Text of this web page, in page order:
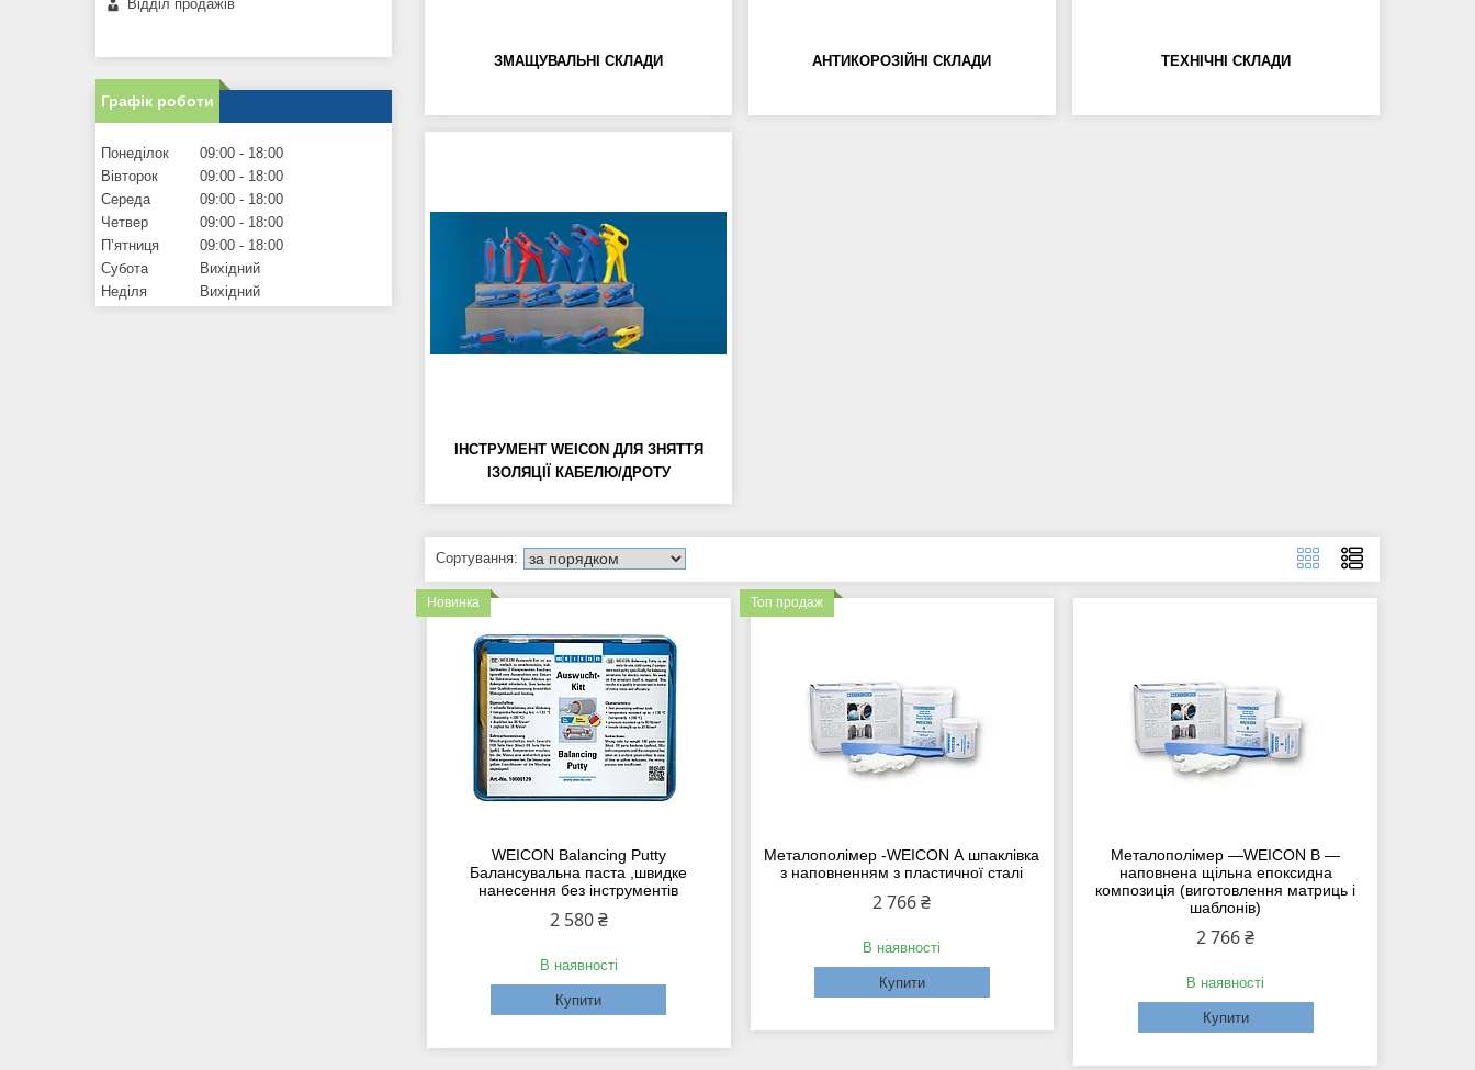
ЗМАЩУВАЛЬНІ СКЛАДИ АНТИКОРОЗІЙНІ СКЛАДИ ТЕХНІЧНІ СКЛАДИ
ІНСТРУМЕНТ WEICON ДЛЯ ЗНЯТТЯ
ІЗОЛЯЦІЇ КАБЕЛЮ/ДРОТУ
Новинка
WEICON Balancing Putty
Балансувальна паста ,швидке
нанесення без інструментів
2 580 ₴
В наявності
Купити
Топ продаж
Металополімер -WEICON А шпаклівка
з наповненням з пластичної сталі
2 766 ₴
В наявності
Купити
Металополімер —WEICON B —
наповнена щільна епоксидна
композиція (виготовлення матриць і
шаблонів)
2 766 ₴
В наявності
Купити
Відділ продажів
Графік роботи
Понеділок 09:00
18:00
Вівторок
09:00
18:00
Середа
09:00
18:00
Четвер
09:00
18:00
Пʼятниця
09:00
18:00
Субота
Вихідний
Неділя
Вихідний